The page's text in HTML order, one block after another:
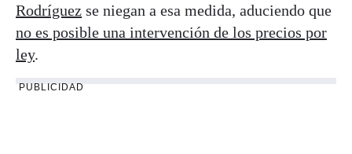
Rodríguez se niegan a esa medida, aduciendo que
no es posible una intervención de los precios por
ley.
PUBLICIDAD